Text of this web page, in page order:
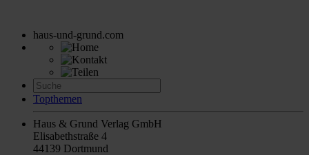
haus-und-grund.com
Topthemen
Haus & Grund Verlag GmbH
Elisabethstraße 4
44139 Dortmund